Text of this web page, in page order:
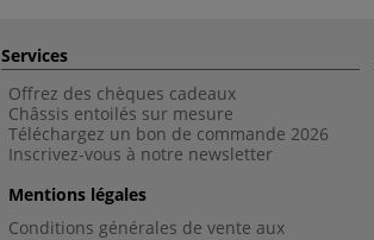
Services
Offrez des chèques cadeaux
Châssis entoilés sur mesure
Téléchargez un bon de commande 2026
Inscrivez-vous à notre newsletter
Mentions légales
Conditions générales de vente aux